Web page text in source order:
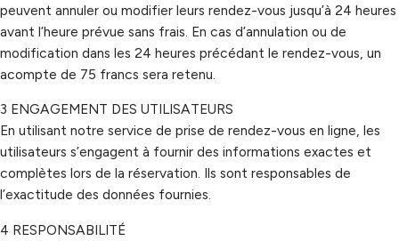
peuvent annuler ou modifier leurs rendez-vous jusqu’à 24 heures
avant l’heure prévue sans frais. En cas d’annulation ou de
modification dans les 24 heures précédant le rendez-vous, un
acompte de 75 francs sera retenu.
3 ENGAGEMENT DES UTILISATEURS
En utilisant notre service de prise de rendez-vous en ligne, les
utilisateurs s’engagent à fournir des informations exactes et
complètes lors de la réservation. Ils sont responsables de
l’exactitude des données fournies.
4 RESPONSABILITÉ